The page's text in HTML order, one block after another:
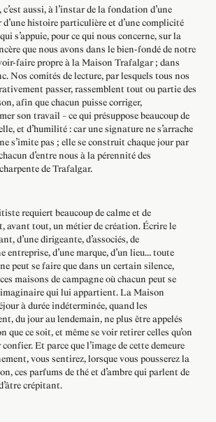
aussi, à l’instar de la fondation d’une
histoire particulière et d’une complicité
s’appuie, pour ce qui nous concerne, sur la
que nous avons dans le bien-fondé de notre
faire propre à la Maison Trafalgar ; dans
Nos comités de lecture, par lesquels tous nos
passer, rassemblent tout ou partie des
afin que chacun puisse corriger,
son travail – ce qui présuppose beaucoup de
et d’humilité : car une signature ne s’arrache
s’imite pas ; elle se construit chaque jour par
d’entre nous à la pérennité des
de Trafalgar.
requiert beaucoup de calme et de
avant tout, un métier de création. Écrire le
d’une dirigeante, d’associés, de
entreprise, d’une marque, d’un lieu… toute
peut se faire que dans un certain silence,
maisons de campagne où chacun peut se
qui lui appartient. La Maison
à durée indéterminée, quand les
du jour au lendemain, ne plus être appelés
que ce soit, et même se voir retirer celles qu’on
Et parce que l’image de cette demeure
vous sentirez, lorsque vous pousserez la
ces parfums de thé et d’ambre qui parlent de
crépitant.